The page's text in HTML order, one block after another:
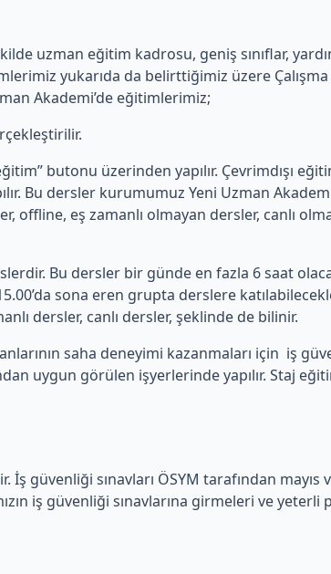
uzman eğitim kadrosu, geniş sınıflar,
yukarıda da belirttiğimiz üzere Çalışma
Akademi’de eğitimlerimiz;
butonu üzerinden yapılır. Çevrimdışı
Bu dersler kurumumuz Yeni Uzman
offline, eş zamanlı olmayan dersler, canlı
Bu dersler bir günde en fazla 6 saat
sona eren grupta derslere
dersler, canlı dersler, şeklinde de bilinir.
saha deneyimi kazanmaları için iş
uygun görülen işyerlerinde yapılır. Staj
güvenliği sınavları ÖSYM tarafından mayıs
iş güvenliği sınavlarına girmeleri ve yeterli